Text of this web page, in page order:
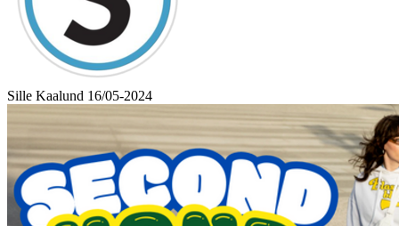
Sille Kaalund 16/05-2024